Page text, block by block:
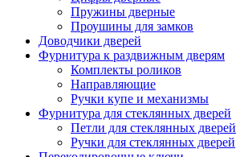
Пружины дверные
Проушины для замков
Доводчики дверей
Фурнитура к раздвижным дверям
Комплекты роликов
Направляющие
Ручки купе и механизмы
Фурнитура для стеклянных дверей
Петли для стеклянных дверей
Ручки для стеклянных дверей